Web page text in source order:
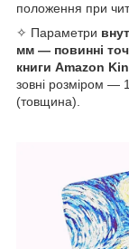
положення при
✧ Параметри
мм — повинні
книги Amazon
зовні розміром
(товщина).